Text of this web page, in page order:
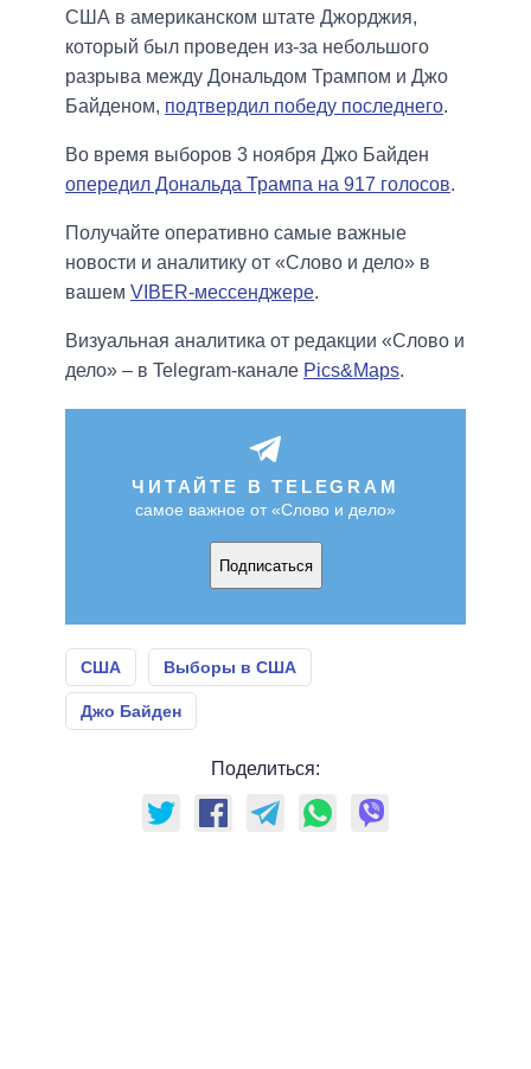
США в американском штате Джорджия,
который был проведен из-за небольшого
разрыва между Дональдом Трампом и Джо
Байденом, подтвердил победу последнего.
Во время выборов 3 ноября Джо Байден
опередил Дональда Трампа на 917 голосов.
Получайте оперативно самые важные
новости и аналитику от «Слово и дело» в
вашем VIBER-мессенджере.
Визуальная аналитика от редакции «Слово и
дело» – в Telegram-канале Pics&Maps.
ЧИТАЙТЕ В TELEGRAM
самое важное от «Слово и дело»
Подписаться
США Выборы в США
Джо Байден
Поделиться: